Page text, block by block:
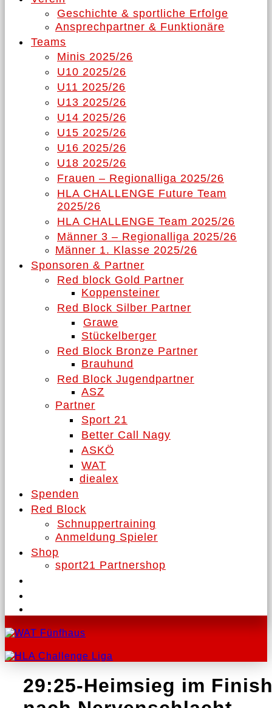
Geschichte & sportliche Erfolge
Ansprechpartner & Funktionäre
Teams
Minis 2025/26
U10 2025/26
U11 2025/26
U13 2025/26
U14 2025/26
U15 2025/26
U16 2025/26
U18 2025/26
Frauen – Regionalliga 2025/26
HLA CHALLENGE Future Team
2025/26
HLA CHALLENGE Team 2025/26
Männer 3 – Regionalliga 2025/26
Männer 1. Klasse 2025/26
Sponsoren & Partner
Red block Gold Partner
Koppensteiner
Red Block Silber Partner
Grawe
Stückelberger
Red Block Bronze Partner
Brauhund
Red Block Jugendpartner
ASZ
Partner
Sport 21
Better Call Nagy
ASKÖ
WAT
diealex
Spenden
Red Block
Schnuppertraining
Anmeldung Spieler
Shop
sport21 Partnershop
29:25-Heimsieg im